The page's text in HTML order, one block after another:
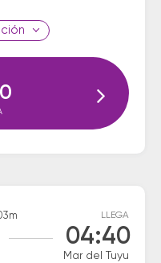
LLEGA
04:40
Mar del Tuyu